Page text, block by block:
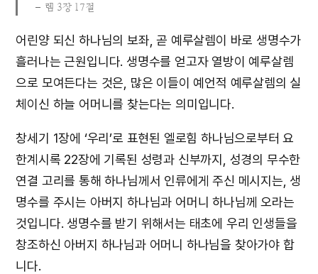
렘 3장 17절
어린양 되신 하나님의 보좌, 곧 예루살렘이 바로 생명수가
흘러나는 근원입니다. 생명수를 얻고자 열방이 예루살렘
으로 모여든다는 것은, 많은 이들이 예언적 예루살렘의 실
체이신 하늘 어머니를 찾는다는 의미입니다.
창세기 1장에 ‘우리’로 표현된 엘로힘 하나님으로부터 요
한계시록 22장에 기록된 성령과 신부까지, 성경의 무수한
연결 고리를 통해 하나님께서 인류에게 주신 메시지는, 생
명수를 주시는 아버지 하나님과 어머니 하나님께 오라는
것입니다. 생명수를 받기 위해서는 태초에 우리 인생들을
창조하신 아버지 하나님과 어머니 하나님을 찾아가야 합
니다.